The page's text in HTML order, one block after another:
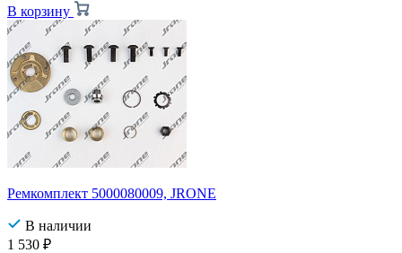
В корзину
Ремкомплект 5000080009, JRONE
В наличии
1 530 ₽